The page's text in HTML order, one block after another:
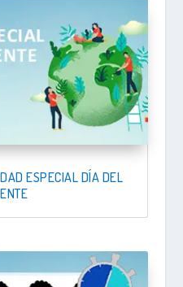
ESPECIAL DÍA DEL